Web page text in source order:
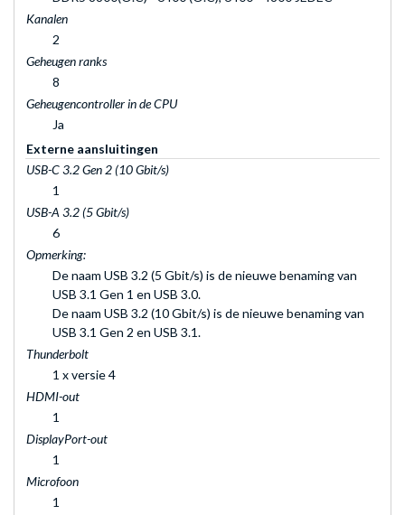
Kanalen
2
Geheugen ranks
8
Geheugencontroller in de CPU
Ja
Externe aansluitingen
USB-C 3.2 Gen 2 (10 Gbit/s)
1
USB-A 3.2 (5 Gbit/s)
6
Opmerking:
De naam USB 3.2 (5 Gbit/s) is de nieuwe benaming van
USB 3.1 Gen 1 en USB 3.0.
De naam USB 3.2 (10 Gbit/s) is de nieuwe benaming van
USB 3.1 Gen 2 en USB 3.1.
Thunderbolt
1 x versie 4
HDMI-out
1
DisplayPort-out
1
Microfoon
1